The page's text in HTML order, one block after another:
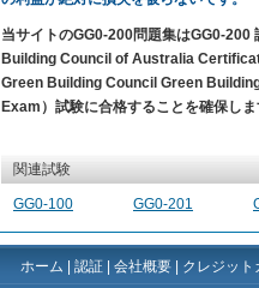
当サイトのGG0-200問題集はGG0-
Building Council of Australia
Green Building Council Green
Exam）試験に合格することを確保し
関連試験
GG0-100 GG0-201
ホーム 認証 会社概要 クレジッ